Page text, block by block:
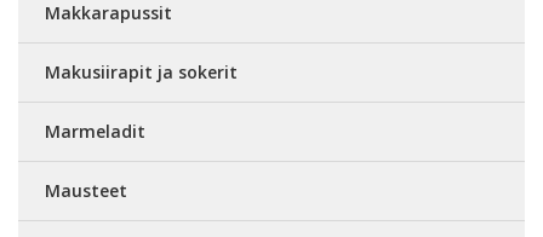
Makkarapussit
Makusiirapit ja sokerit
Marmeladit
Mausteet